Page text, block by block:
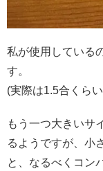
私が使用している
す。
(実際は1.5合くら
もう一つ大きいサ
るようですが、小
と、なるべくコン